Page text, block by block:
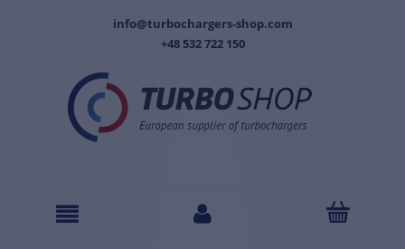
info@turbochargers-shop.com
+48 532 722 150